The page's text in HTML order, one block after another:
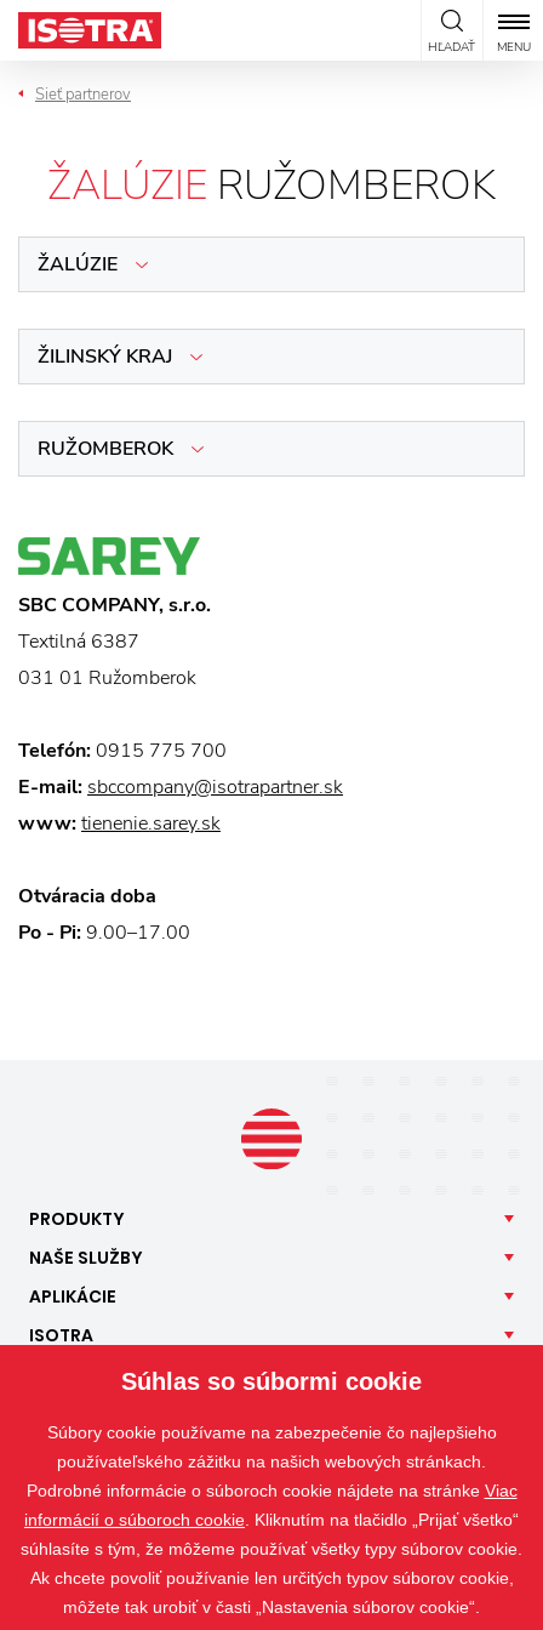
Preskočiť na obsah
HĽADAŤ MENU
Sieť partnerov
ŽALÚZIE RUŽOMBEROK
ŽALÚZIE
ŽILINSKÝ KRAJ
RUŽOMBEROK
SBC COMPANY, s.r.o.
Textilná 6387
031 01 Ružomberok
Telefón: 0915 775 700
E-mail: sbccompany@isotrapartner.sk
www:tienenie.sarey.sk
Otváracia doba
Po - Pi: 9.00–17.00
PRODUKTY
NAŠE SLUŽBY
APLIKÁCIE
ISOTRA
Súhlas so súbormi cookie
Súbory cookie používame na zabezpečenie čo najlepšieho
používateľského zážitku na našich webových stránkach.
Podrobné informácie o súboroch cookie nájdete na stránke Viac
informácií o súboroch cookie . Kliknutím na tlačidlo „Prijať všetko“
súhlasíte s tým, že môžeme používať všetky typy súborov cookie.
Ak chcete povoliť používanie len určitých typov súborov cookie,
môžete tak urobiť v časti „Nastavenia súborov cookie“.